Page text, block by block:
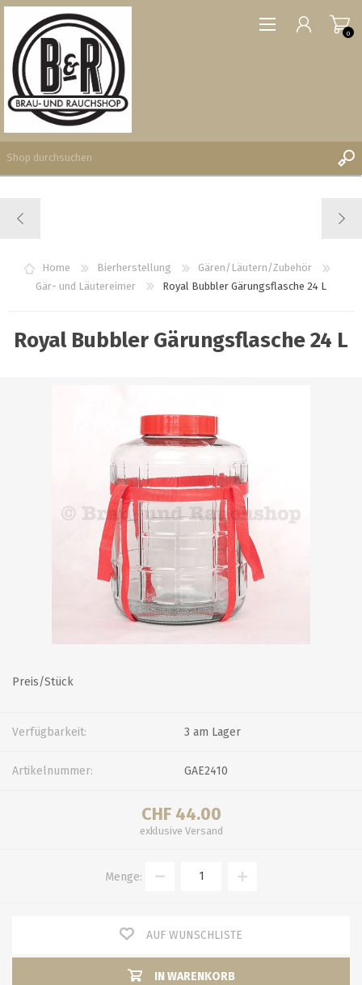
WUNSCHLISTE
0
Home Bierherstellung
Gären/Läutern/Zubehör
Gär- und Läutereimer
Royal Bubbler Gärungsflasche 24 L
Royal Bubbler Gärungsflasche 24 L
Preis/Stück
Verfügbarkeit: 3 am Lager
Artikelnummer: GAE2410
CHF 44.00
exklusive Versand
Menge:
AUF WUNSCHLISTE
IN WARENKORB